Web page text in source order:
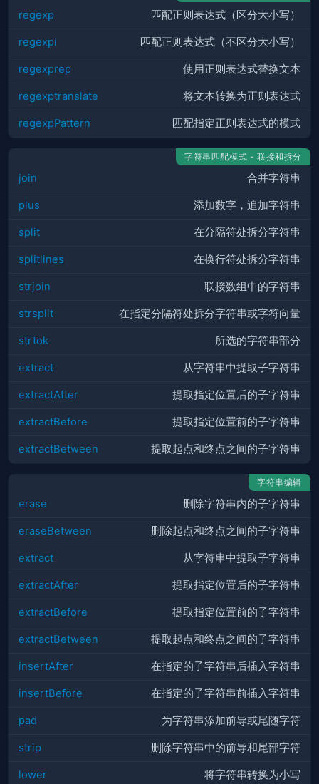
regexp 匹配正则表达式（区分大小写）
regexpi 匹配正则表达式（不区分大小写）
regexprep 使用正则表达式替换文本
regexptranslate 将文本转换为正则表达式
regexpPattern 匹配指定正则表达式的模式
字符串匹配模式 - 联接和拆分
join 合并字符串
plus 添加数字，追加字符串
split 在分隔符处拆分字符串
splitlines 在换行符处拆分字符串
strjoin 联接数组中的字符串
strsplit 在指定分隔符处拆分字符串或字符向量
strtok 所选的字符串部分
extract 从字符串中提取子字符串
extractAfter 提取指定位置后的子字符串
extractBefore 提取指定位置前的子字符串
extractBetween 提取起点和终点之间的子字符串
字符串编辑
erase 删除字符串内的子字符串
eraseBetween 删除起点和终点之间的子字符串
extract 从字符串中提取子字符串
extractAfter 提取指定位置后的子字符串
extractBefore 提取指定位置前的子字符串
extractBetween 提取起点和终点之间的子字符串
insertAfter 在指定的子字符串后插入字符串
insertBefore 在指定的子字符串前插入字符串
pad 为字符串添加前导或尾随字符
strip 删除字符串中的前导和尾部字符
lower 将字符串转换为小写